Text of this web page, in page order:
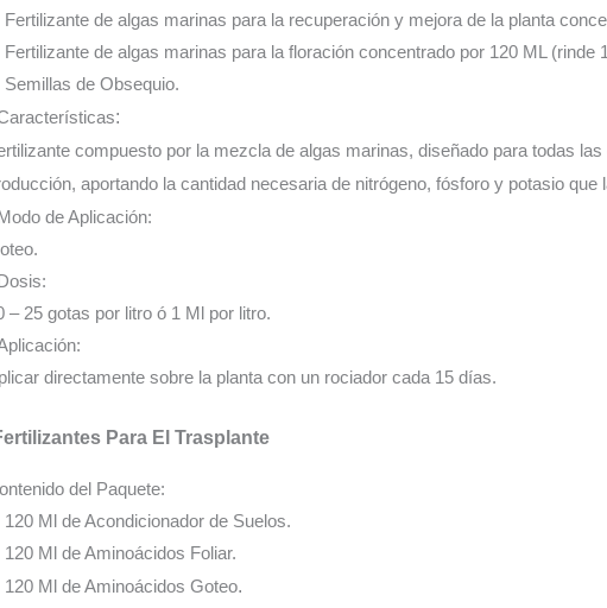
Fertilizante de algas marinas para la recuperación y mejora de la planta
Fertilizante de algas marinas para la floración concentrado por 120 ML (rinde
Semillas de Obsequio.
:
compuesto por la mezcla de algas marinas, diseñado para todas
aportando la cantidad necesaria de nitrógeno, fósforo y potasio que
de Aplicación:
– 25 gotas por litro ó 1 Ml por litro.
directamente sobre la planta con un rociador cada 15 días.
Para El Trasplante
del Paquete:
120 Ml de Acondicionador de Suelos.
120 Ml de Aminoácidos Foliar.
120 Ml de Aminoácidos Goteo.